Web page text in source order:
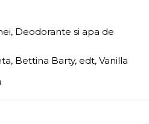
, Deodorante si apa de
, Bettina Barty, edt, Vanilla